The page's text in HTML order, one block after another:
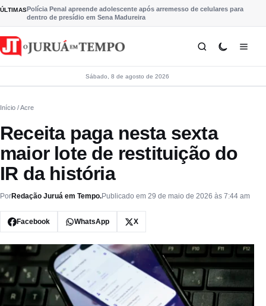
Pular para o conteúdo
ÚLTIMASPolícia Penal apreende adolescente após arremesso de celulares para
dentro de presídio em Sena Madureira
Sábado, 8 de agosto de 2026
Início / Acre
Receita paga nesta sexta
maior lote de restituição do
IR da história
PorRedação Juruá em Tempo.Publicado em 29 de maio de 2026 às 7:44 am
Facebook WhatsApp X